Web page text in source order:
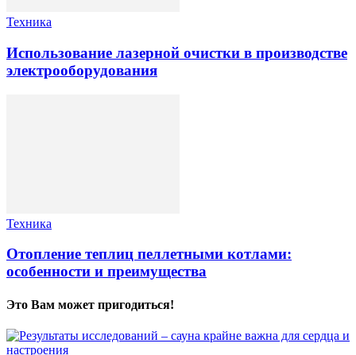
Техника
Использование лазерной очистки в производстве
электрооборудования
Техника
Отопление теплиц пеллетными котлами:
особенности и преимущества
Это Вам может пригодиться!